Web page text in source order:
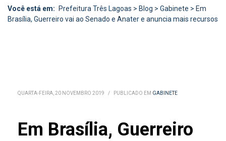
Você está em: Prefeitura Três Lagoas > Blog > Gabinete > Em
Brasília, Guerreiro vai ao Senado e Anater e anuncia mais recursos
QUARTA-FEIRA, 20 NOVEMBRO 2019 / PUBLICADO EM GABINETE
Em Brasília, Guerreiro